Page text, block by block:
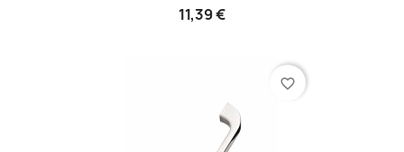
11,39 €
favorite_border